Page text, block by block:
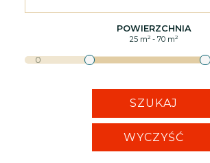
POWIERZCHNIA
0
25 m2 - 70 m2
SZUKAJ
WYCZYŚĆ